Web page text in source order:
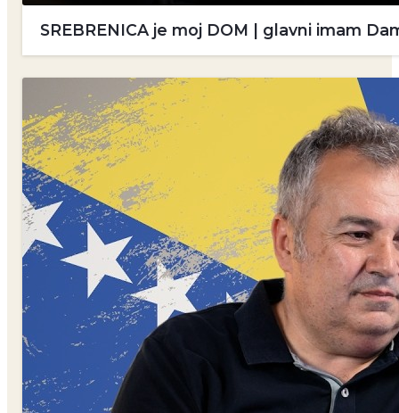
SREBRENICA je moj DOM | glavni imam